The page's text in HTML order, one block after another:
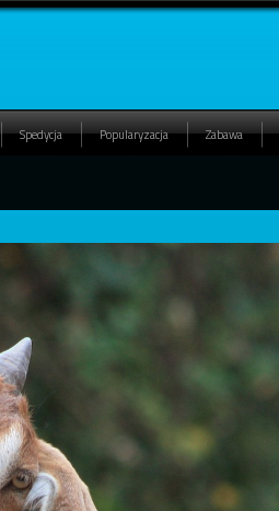
Spedycja Popularyzacja Zabawa